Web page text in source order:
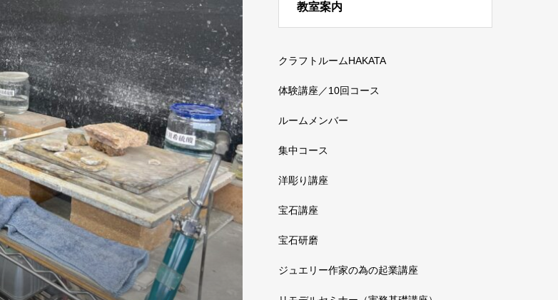
教室案内
クラフトルームHAKATA
体験講座／10回コース
ルームメンバー
集中コース
洋彫り講座
宝石講座
宝石研磨
ジュエリー作家の為の起業講座